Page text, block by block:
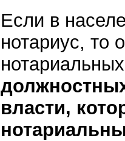
Если в
нотариус, то
власти,